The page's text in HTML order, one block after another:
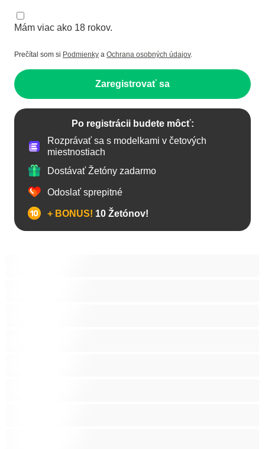
Mám viac ako 18 rokov.
Prečítal som si Podmienky a Ochrana osobných údajov.
Zaregistrovať sa
Po registrácii budete môcť:
Rozprávať sa s modelkami v četových
miestnostiach
Dostávať Žetóny zadarmo
Odoslať sprepitné
+ BONUS! 10 Žetónov!